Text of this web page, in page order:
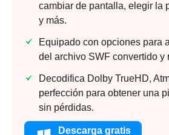
cambiar de pantalla, elegir la
y más.
Equipado con opciones para
del archivo SWF convertido y
Decodifica Dolby TrueHD,
perfección para obtener una
sin pérdidas.
Descarga gratis